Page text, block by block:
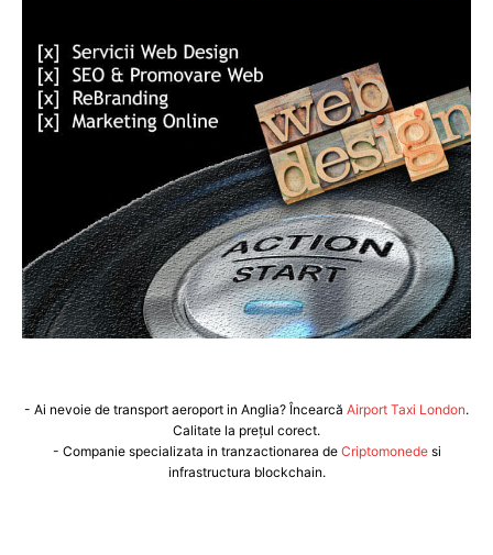
- Ai nevoie de transport aeroport in Anglia? Încearcă Airport Taxi London.
Calitate la prețul corect.
- Companie specializata in tranzactionarea de Criptomonedesi
infrastructura blockchain.